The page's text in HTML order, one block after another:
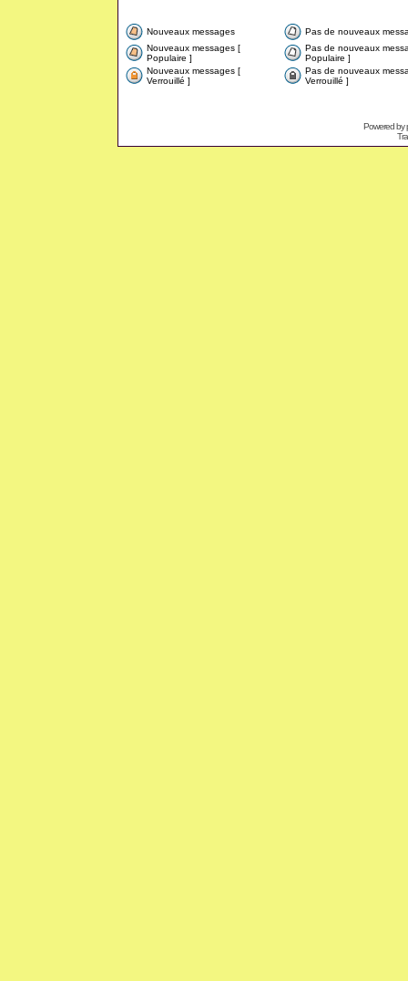
Nouveaux messages
Pas de nouveaux
Nouveaux messages [
Populaire ]
Pas de nouveaux
Populaire ]
Nouveaux messages [
Verrouillé ]
Pas de nouveaux
Verrouillé ]
Powered by